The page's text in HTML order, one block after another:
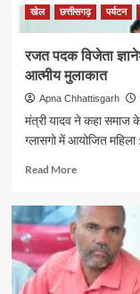
संभाग
श्रद्धालु
भारत
गौरव
ट्रेन
से
रामलला
के
दर्शन
के
लिए
रवाना
खेल छत्तीसगढ़ पर्यटन
रजत पदक विजेता
आत्मीय मुलाकात
Apna Chhattisgarh
मंत्री यादव ने कहा समाज
ग्लासगो में आयोजित महिला
Read MoreRead
रजत
पदक
विजेता
ज्ञानेश्वरी
यादव